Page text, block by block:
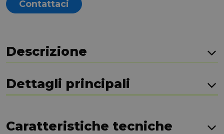
Contattaci
Descrizione
Dettagli principali
Caratteristiche tecniche